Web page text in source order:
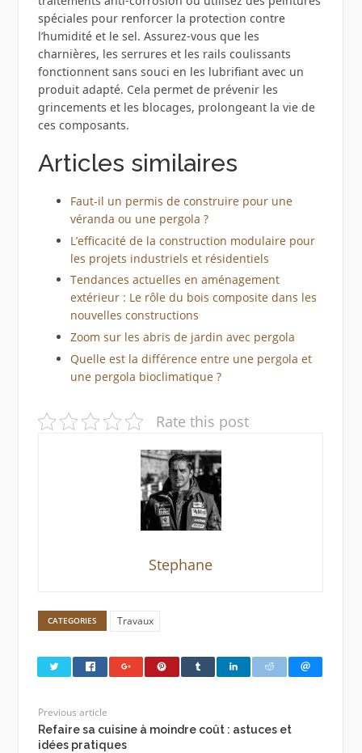
spéciales pour renforcer la protection contre
l’humidité et le sel. Assurez-vous que les
charnières, les serrures et les rails coulissants
fonctionnent sans souci en les lubrifiant avec un
produit adapté. Cela permet de prévenir les
grincements et les blocages, prolongeant la vie de
ces composants.
Articles similaires
Faut-il un permis de construire pour une
véranda ou une pergola ?
L’efficacité de la construction modulaire pour
les projets industriels et résidentiels
Tendances actuelles en aménagement
extérieur : Le rôle du bois composite dans les
nouvelles constructions
Zoom sur les abris de jardin avec pergola
Quelle est la différence entre une pergola et
une pergola bioclimatique ?
Rate this post
Stephane
CATEGORIES Travaux
Previous article
Refaire sa cuisine à moindre coût : astuces et
idées pratiques